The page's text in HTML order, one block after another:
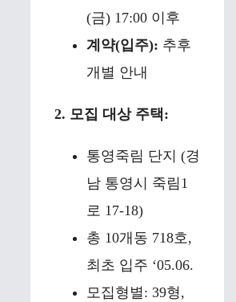
(금) 17:00 이후
계약(입주): 추후
개별 안내
2. 모집 대상 주택:
통영죽림 단지 (경
남 통영시 죽림1
로 17-18)
총 10개동 718호,
최초 입주 ‘05.06.
모집형별: 39형,